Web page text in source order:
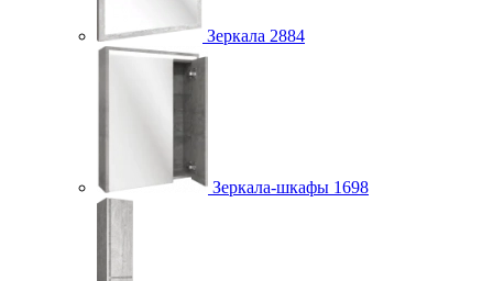
Зеркала 2884
Зеркала-шкафы 1698